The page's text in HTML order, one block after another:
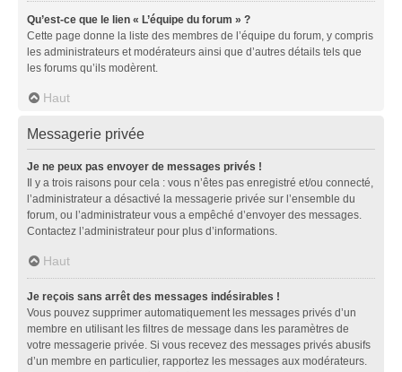
Qu’est-ce que le lien « L’équipe du forum » ?
Cette page donne la liste des membres de l’équipe du forum, y compris
les administrateurs et modérateurs ainsi que d’autres détails tels que
les forums qu’ils modèrent.
Haut
Messagerie privée
Je ne peux pas envoyer de messages privés !
Il y a trois raisons pour cela : vous n’êtes pas enregistré et/ou connecté,
l’administrateur a désactivé la messagerie privée sur l’ensemble du
forum, ou l’administrateur vous a empêché d’envoyer des messages.
Contactez l’administrateur pour plus d’informations.
Haut
Je reçois sans arrêt des messages indésirables !
Vous pouvez supprimer automatiquement les messages privés d’un
membre en utilisant les filtres de message dans les paramètres de
votre messagerie privée. Si vous recevez des messages privés abusifs
d’un membre en particulier, rapportez les messages aux modérateurs.